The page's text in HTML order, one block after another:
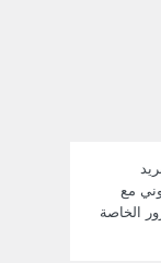
مع
الخاصة